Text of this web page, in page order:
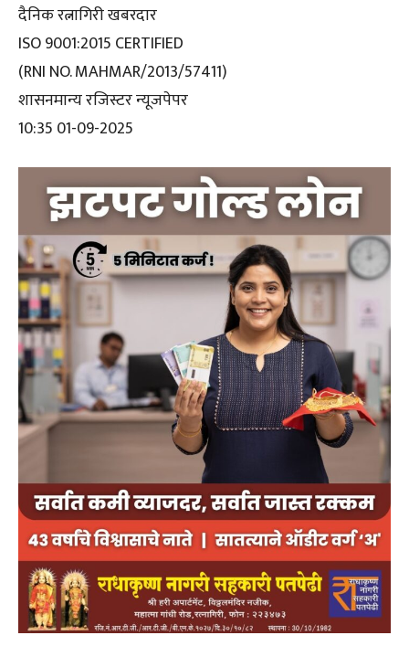
दैनिक रत्नागिरी खबरदार
ISO 9001:2015 CERTIFIED
(RNI NO. MAHMAR/2013/57411)
शासनमान्य रजिस्टर न्यूजपेपर
10:35 01-09-2025